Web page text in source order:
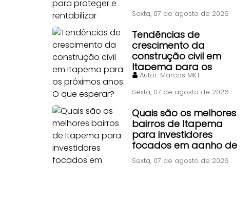
Sexta, 07 de agosto de 2026
Tendências de
crescimento da
construção civil em
Itapema para os
próximos anos: O que
esperar?
Autor: Marcos MKT
Sexta, 07 de agosto de 2026
Quais são os melhores
bairros de Itapema
para investidores
focados em ganho de
capital rápido?
Sexta, 07 de agosto de 2026